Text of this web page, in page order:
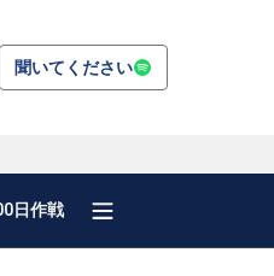
聞いてください
日作戦